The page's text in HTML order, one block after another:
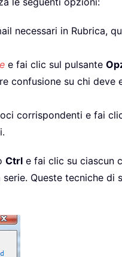
necessari in Rubrica,
e fai clic sul pulsante
confusione su chi
corrispondenti e fai
Ctrl e fai clic su ciascun
Queste tecniche